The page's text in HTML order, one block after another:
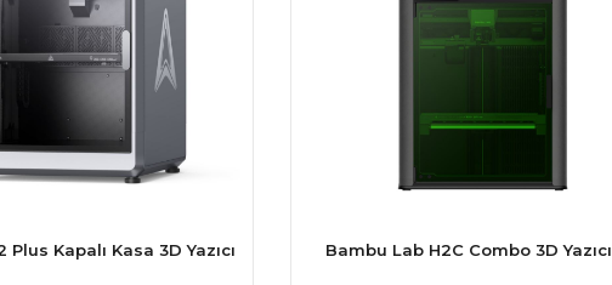
Kapalı Kasa 3D Yazıcı Bambu Lab H2C Combo 3D Yazıcı